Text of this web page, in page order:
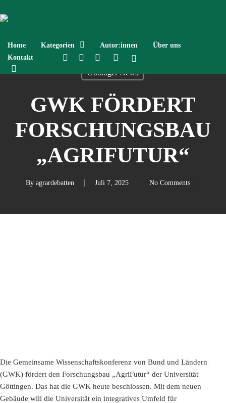
to
content
Home Kategorien Autor:innen
Über uns
Kontakt
twitter facebooklinkedininstagram
spotify
Göttinger News
GWK FÖRDERT
FORSCHUNGSBAU
„AGRIFUTUR“
By agrardebatten Juli 7, 2025 No Comments
Die Gemeinsame Wissenschaftskonferenz von Bund und Ländern
(GWK) fördert den Forschungsbau „AgriFutur“ der Universität
Göttingen. Das hat die GWK heute beschlossen. Mit dem neuen
Gebäude will die Universität ein integratives Umfeld für